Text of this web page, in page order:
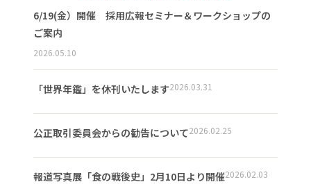
6/19(金）開催 採用広報セミナー＆ワークショップの
ご案内
2026.05.10
「世界年鑑」を休刊いたします2026.03.31
公正取引委員会からの勧告について2026.02.25
報道写真展「食の戦後史」2月10日より開催2026.02.03